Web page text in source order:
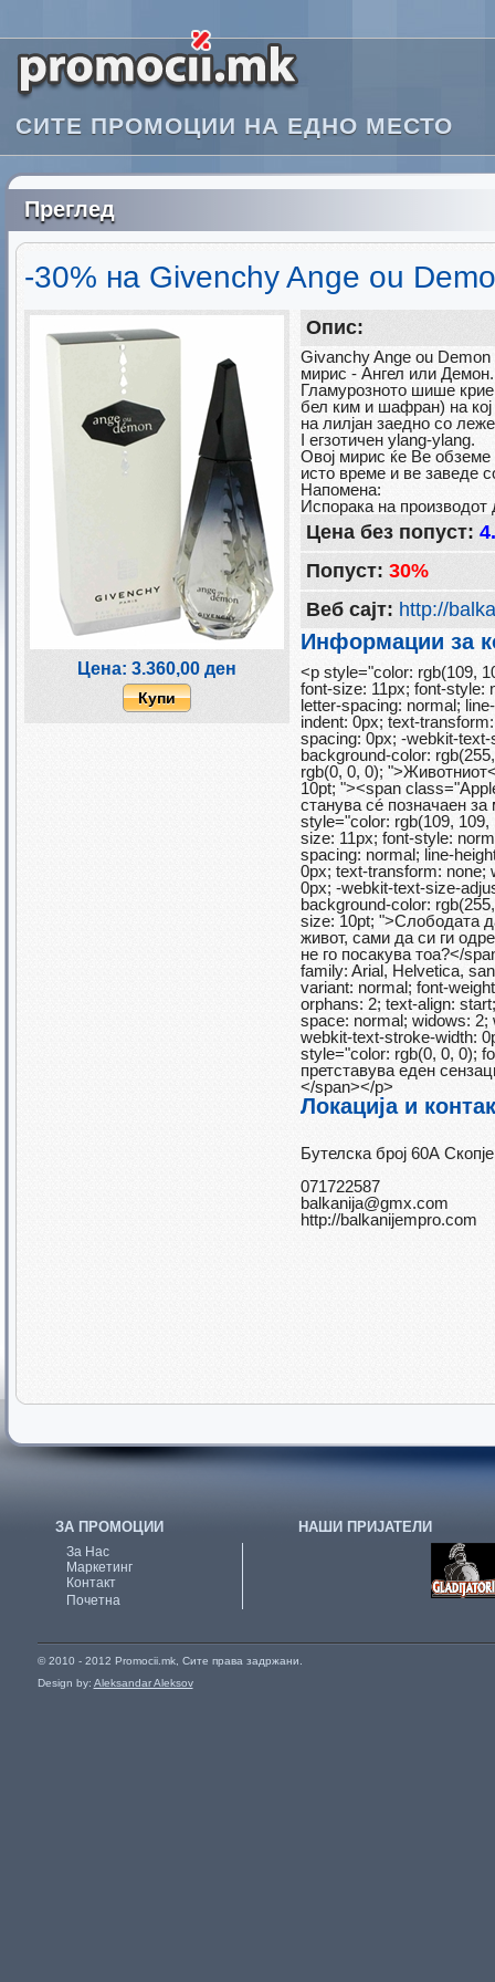
СИТЕ ПРОМОЦИИ НА ЕДНО МЕСТО
Преглед
-30% на Givenchy Ange ou
Цена: 3.360,00 ден
Купи
Опис:
Givanchy Ange ou
мирис - Ангел или Демон.
Гламурозното шише
бел ким и шафран) на кој
на лилјан заедно со
I егзотичен ylang-ylang.
Овој мирис ќе Ве обземе
исто време и ве заведе
Напомена:
Испорака на производот
Цена без попуст:
Попуст: 30%
Веб сајт: http://
Информации за
<p style="color: rgb(109,
font-size: 11px; font-style:
letter-spacing: normal;
indent: 0px; text-
spacing: 0px; -webkit-
background-color:
rgb(0, 0, 0);
10pt; "><span
станува сé позначаен
style="color: rgb(109,
size: 11px; font-style:
spacing: normal; line-
0px; text-transform: none;
0px; -webkit-text-size-
background-color:
size: 10pt; ">Слободата
живот, сами да си ги
не го посакува тоа?</
family: Arial, Helvetica,
variant: normal; font-
orphans: 2; text-align:
space: normal; widows:
webkit-text-stroke-width:
style="color: rgb(0, 0, 0);
претставува еден
</span></p>
Локација и
Бутелска број 60А
071722587
balkanija@gmx.com
http://balkanijempro.com
ЗА ПРОМОЦИИ
За Нас
Маркетинг
Контакт
Почетна
НАШИ ПРИЈАТЕЛИ
© 2010 - 2012 Promocii.mk, Сите права задржани.
Design by: Aleksandar Aleksov